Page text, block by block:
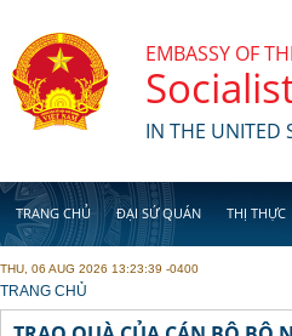
EMBASSY OF
IN THE UNITED
TRANG CHỦ ĐẠI SỨ QUÁN THỊ THỰC
THU, 06 AUG 2026 13:23:39 -0400
YOU ARE HERE
TRANG CHỦ